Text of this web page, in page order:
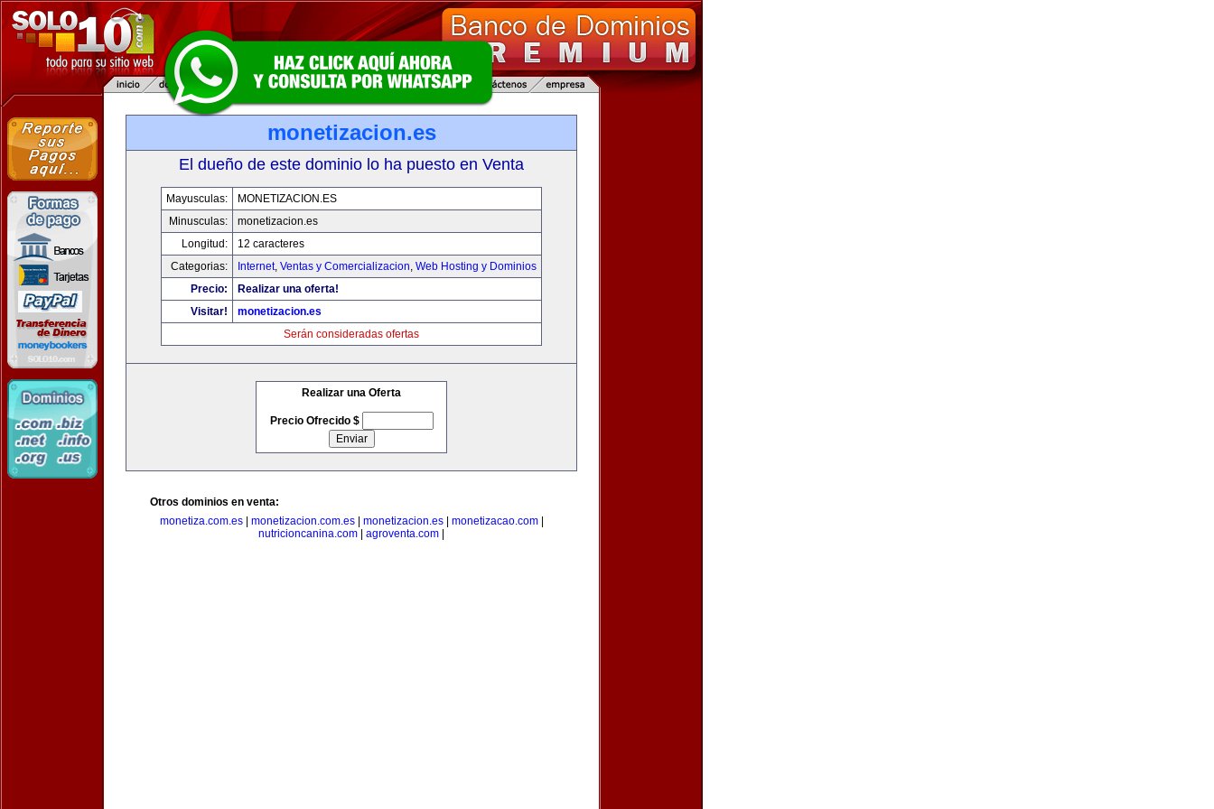
monetizacion.es
El dueño de este dominio lo ha puesto en Venta
Mayusculas:
MONETIZACION.ES
Minusculas:
monetizacion.es
Longitud:
12 caracteres
Categorias:
Internet, Ventas y Comercializacion, Web Hosting y Dominios
Precio:
Realizar una oferta!
Visitar!
monetizacion.es
Serán consideradas ofertas
Realizar una Oferta
Precio Ofrecido $
Otros dominios en venta:
monetiza.com.es| monetizacion.com.es| monetizacion.es| monetizacao.com|
nutricioncanina.com
agroventa.com